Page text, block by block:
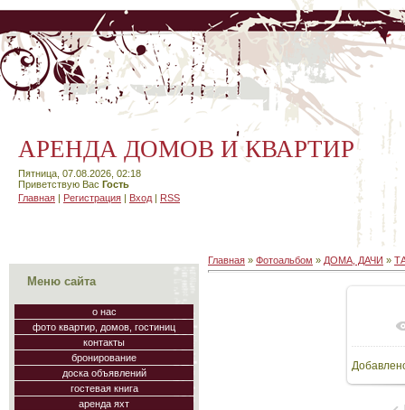
АРЕНДА ДОМОВ И КВАРТИР
Пятница, 07.08.2026, 02:18
Приветствую Вас Гость
Главная | Регистрация | Вход | RSS
Меню сайта
о нас
фото квартир, домов, гостиниц
контакты
бронирование
доска объявлений
гостевая книга
аренда яхт
Главная » Фотоальбом » ДОМА, ДАЧИ »